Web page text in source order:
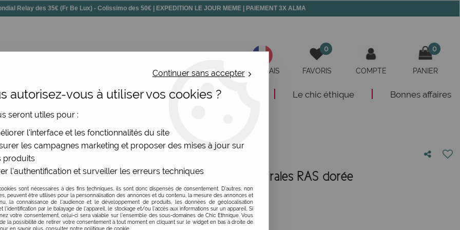
Relay des 35€ (Fr Be Lux) - Colissimo des 50€ | EXPEDITION LE JOUR MEME | PAIEMENT 3X ALMA
FRANÇAIS
0
FAVORIS COMPTE
0
PANIER
Chaussures Bijoux Nouveautés Le chic éthique Bonnes affaires
d'oreilles spirales RAS dorée
Grandes boucles d'oreilles spirales RAS dorée
Soyez le premier à donner votre avis !
34,00 €TTC
Continuer sans accepter
autorisez-vous à utiliser vos cookies ?
seront utiles pour :
l'interface et les fonctionnalités du site
les campagnes marketing et proposer des mises à jour sur
produits
l'authentification et surveiller les erreurs techniques
sont nécessaires à des fins techniques, ils sont donc dispensés de consentement. D'autres, non
peuvent être utilisés pour la personnalisation des annonces et du contenu, la mesure des annonces et
la connaissance de l'audience et le développement de produits, les données de géolocalisation
l'identification par le balayage de l'appareil, le stockage et/ou l'accès aux informations sur un appareil. Si
votre consentement, celui-ci sera valable sur l’ensemble des sous-domaines de Chic Ethnique. Vous
la possibilité de retirer votre consentement à tout moment en cliquant sur le widget en bas à droite de
en savoir plus, consulter notre politique de cookie.